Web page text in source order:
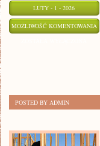
LUTY - 1 - 2026
MOŻLIWOŚĆ KOMENTOWANIA
POSTED BY ADMIN